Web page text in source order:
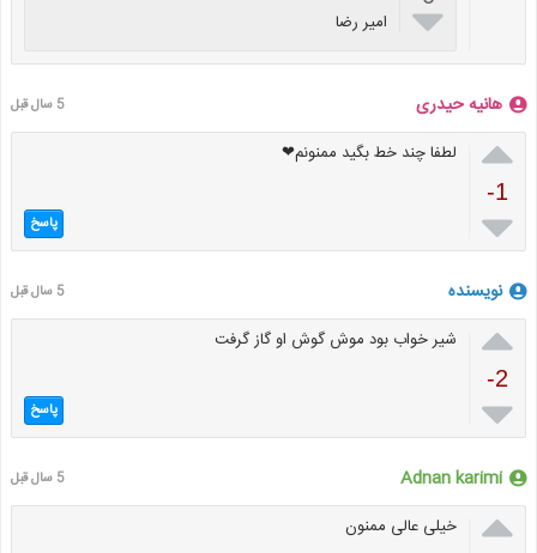
 امیر رضا
هانیه حیدری 5 سال قبل

-1

لطفا چند خط بگید ممنونم❤
پاسخ
نویسنده 5 سال قبل

-2

شیر خواب بود موش گوش او گاز گرفت
پاسخ
Adnan karimi 5 سال قبل
 خیلی عالی ممنون